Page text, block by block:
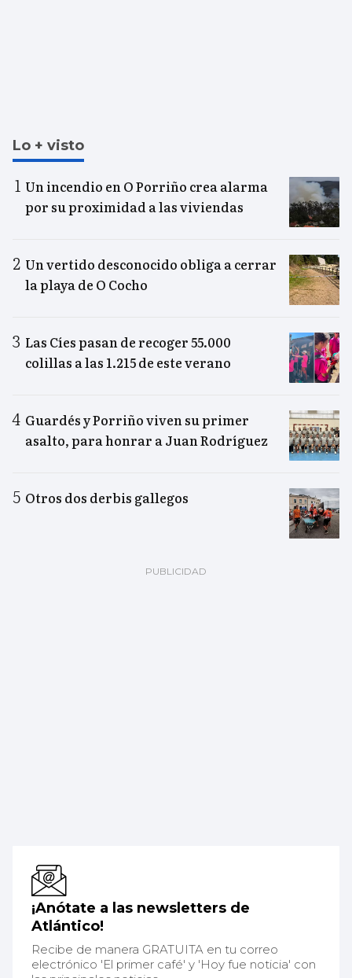
Lo + visto
Un incendio en O Porriño crea alarma
por su proximidad a las viviendas
Un vertido desconocido obliga a cerrar
la playa de O Cocho
Las Cíes pasan de recoger 55.000
colillas a las 1.215 de este verano
Guardés y Porriño viven su primer
asalto, para honrar a Juan Rodríguez
Otros dos derbis gallegos
¡Anótate a las newsletters de
Atlántico!
Recibe de manera GRATUITA en tu correo
electrónico 'El primer café' y 'Hoy fue noticia' con